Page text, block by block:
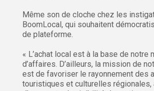
Même son de cloche chez les
BoomLocal, qui souhaitent
de plateforme.
« L’achat local est à la base de notre
d’affaires. D’ailleurs, la mission de
est de favoriser le rayonnement des
touristiques et culturelles régionales,